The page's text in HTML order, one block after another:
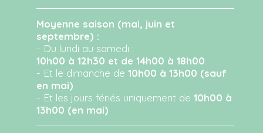
Moyenne saison (mai, juin et
septembre) :
- Du lundi au samedi :
10h00 à 12h30 et de 14h00 à 18h00
- Et le dimanche de10h00 à 13h00 (sauf
en mai)
- Et les jours fériés uniquement de10h00 à
13h00 (en mai)